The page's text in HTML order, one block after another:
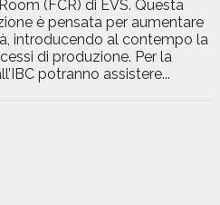
(FCR) di EVS. Questa
è pensata per aumentare
introducendo al contempo la
di produzione. Per la
potranno assistere...